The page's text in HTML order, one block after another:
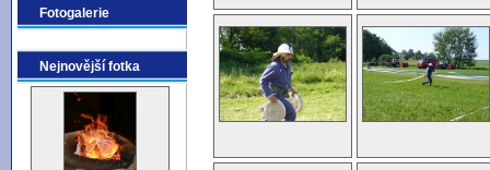
Fotogalerie
Nejnovější fotka